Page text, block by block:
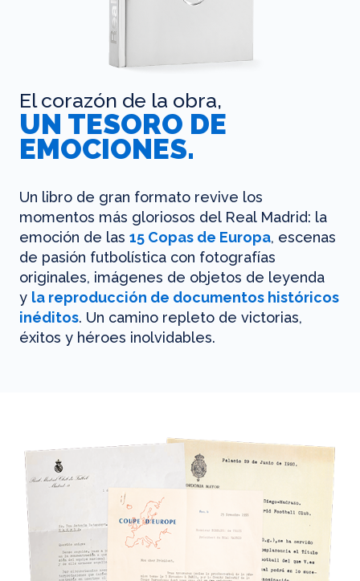
El corazón de la obra,
UN TESORO DE
EMOCIONES.
Un libro de gran formato revive los
momentos más gloriosos del Real Madrid: la
emoción de las 15 Copas de Europa, escenas
de pasión futbolística con fotografías
originales, imágenes de objetos de leyenda
y la reproducción de documentos históricos
inéditos. Un camino repleto de victorias,
éxitos y héroes inolvidables.